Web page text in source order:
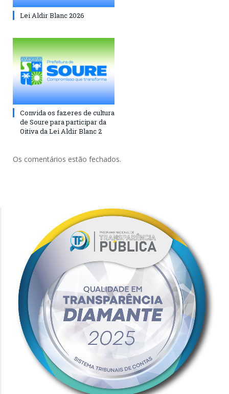
Lei Aldir Blanc 2026
Convida os fazeres de cultura
de Soure para participar da
Oitiva da Lei Aldir Blanc 2
Os comentários estão fechados.